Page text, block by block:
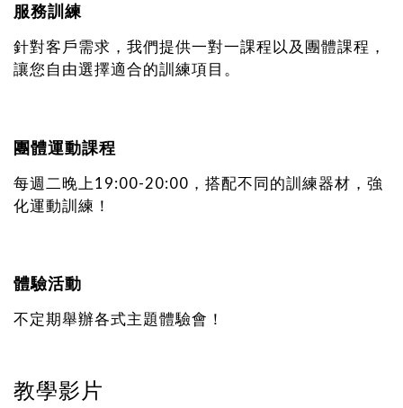
服務訓練
針對客戶需求，我們提供一對一課程以及團體課程，
讓您自由選擇適合的訓練項目。
團體運動課程
每週二晚上19:00-20:00，搭配不同的訓練器材，強
化運動訓練！
體驗活動
不定期舉辦各式主題體驗會！
教學影片